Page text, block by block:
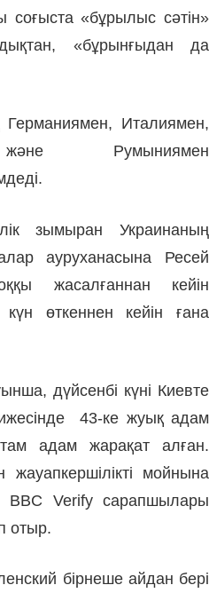
соғыста «бұрылыс сәтін»
«бұрынғыдан да
Италиямен,
Румыниямен
зымыран Украинаның
ауруханасына
Ресей
жасалғаннан кейін
күн өткеннен кейін ғана
дүйсенбі күні Киевте
43-ке жуық адам
адам жарақат алған.
мойнына
BBC Verify сарапшылары
отыр.
бірнеше айдан бері